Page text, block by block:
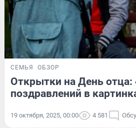
СЕМЬЯ ОБЗОР
Открытки на День отца:
поздравлений в
19 октября, 2025, 00:00 4 581